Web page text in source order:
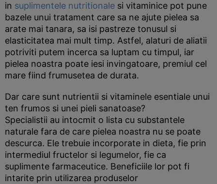
in suplimentele nutritionale si vitaminice pot pune
bazele unui tratament care sa ne ajute pielea sa
arate mai tanara, sa isi pastreze tonusul si
elasticitatea mai mult timp. Astfel, alaturi de aliatii
potriviti putem incerca sa luptam cu timpul, iar
pielea noastra poate iesi invingatoare, premiul cel
mare fiind frumusetea de durata.
Dar care sunt nutrientii si vitaminele esentiale unui
ten frumos si unei pieli sanatoase?
Specialistii au intocmit o lista cu substantele
naturale fara de care pielea noastra nu se poate
descurca. Ele trebuie incorporate in dieta, fie prin
intermediul fructelor si legumelor, fie ca
suplimente farmaceutice. Beneficiile lor pot fi
intarite prin utilizarea produselor